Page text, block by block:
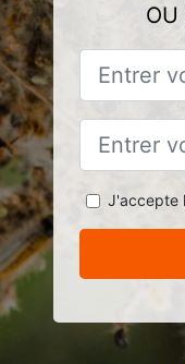
OU
J'accepte